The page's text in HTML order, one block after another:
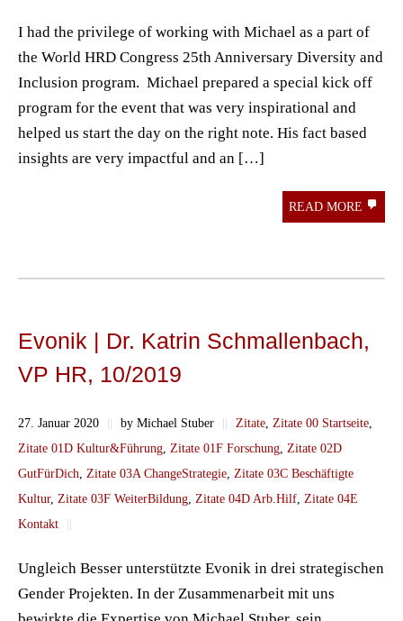
I had the privilege of working with Michael as a part of
the World HRD Congress 25th Anniversary Diversity and
Inclusion program. Michael prepared a special kick off
program for the event that was very inspirational and
helped us start the day on the right note. His fact based
insights are very impactful and an […]
READ MORE
Evonik | Dr. Katrin Schmallenbach,
VP HR, 10/2019
27. Januar 2020 || by Michael Stuber || Zitate, Zitate 00 Startseite,
Zitate 01D Kultur&Führung, Zitate 01F Forschung, Zitate 02D
GutFürDich, Zitate 03A ChangeStrategie, Zitate 03C Beschäftigte
Kultur, Zitate 03F WeiterBildung, Zitate 04D Arb.Hilf, Zitate 04E
Kontakt
||
Ungleich Besser unterstützte Evonik in drei strategischen
Gender Projekten. In der Zusammenarbeit mit uns